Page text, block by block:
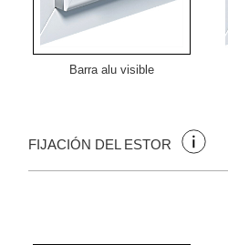
Barra alu visible
FIJACIÓN DEL ESTOR